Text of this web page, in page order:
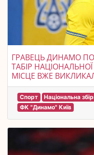
ГРАВЕЦЬ ДИНАМО
ТАБІР
МІСЦЕ ВЖЕ
Спорт
Національна
ФК "Динамо" Київ